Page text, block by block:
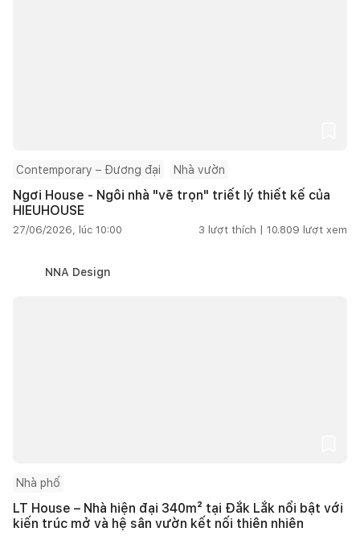
Contemporary – Đương đại Nhà vườn
Ngơi House - Ngôi nhà "vẽ trọn" triết lý thiết kế của
HIEUHOUSE
27/06/2026, lúc 10:00 3 lượt thích | 10.809 lượt xem
NNA Design
Nhà phố
LT House – Nhà hiện đại 340m² tại Đắk Lắk nổi bật với
kiến trúc mở và hệ sân vườn kết nối thiên nhiên